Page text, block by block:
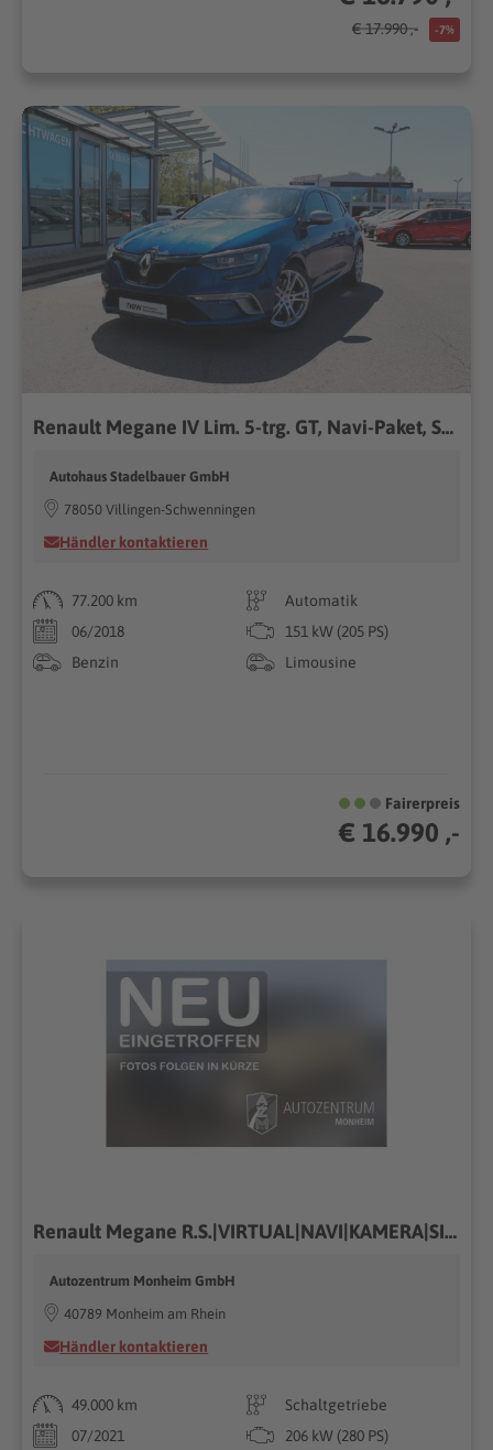
€ 17.990 ,- -7%
Renault Megane IV Lim. 5-trg. GT, Navi-Paket, SHZ
Autohaus Stadelbauer GmbH
78050 Villingen-Schwenningen
Händler kontaktieren
77.200 km
Automatik
06/2018
151 kW (205 PS)
Benzin
Limousine
Fairerpreis
€ 16.990 ,-
Renault Megane R.S.|VIRTUAL|NAVI|KAMERA|SITZHEIZUNG|LED
Autozentrum Monheim GmbH
40789 Monheim am Rhein
Händler kontaktieren
49.000 km
Schaltgetriebe
07/2021
206 kW (280 PS)